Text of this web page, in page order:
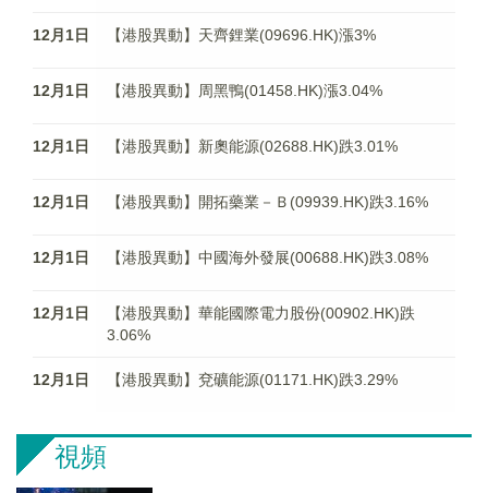
12月1日 【港股異動】天齊鋰業(09696.HK)漲3%
12月1日 【港股異動】周黑鴨(01458.HK)漲3.04%
12月1日 【港股異動】新奧能源(02688.HK)跌3.01%
12月1日 【港股異動】開拓藥業－Ｂ(09939.HK)跌3.16%
12月1日 【港股異動】中國海外發展(00688.HK)跌3.08%
12月1日
【港股異動】華能國際電力股份(00902.HK)跌
3.06%
12月1日 【港股異動】兗礦能源(01171.HK)跌3.29%
視頻